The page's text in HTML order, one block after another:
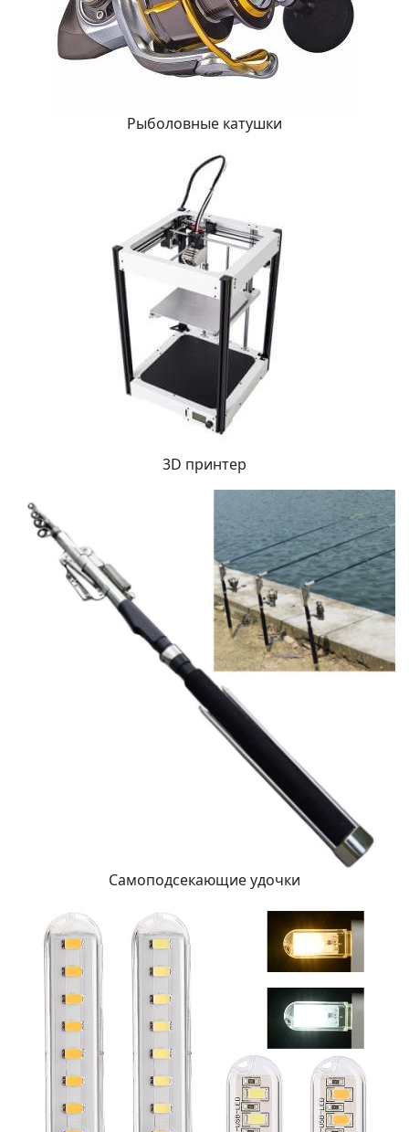
Рыболовные катушки
3D принтер
Самоподсекающие удочки